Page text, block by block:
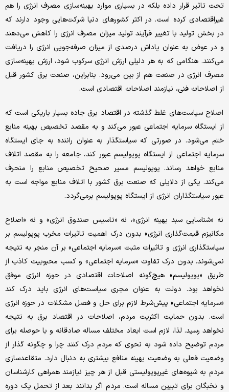
تحت تاثیر قرار داده بلکه در بسیاری موارد بهینه‌‌‌سازی مصرف انرژی را هم
غیراقتصادی کرده است. در اکثر کشورهای دنیا شرکت‌هایی وجود دارند که
در بخش تولید با تغییر فرآیند تولید میزان مصرف انرژی را کاهش می‌دهند
و در عوض به عنوان پاداش درصدی از میزان صرفه‌جویی انرژی را دریافت
می‌کنند. هنگامی که به هر دلیلی ارزش انرژی سرکوب شود، ارزش بهینه‌‌‌سازی
مصرف انرژی در صنعت هم از بین می‌رود. بنابراین، صنعت برق کشور قبل
از اصلاحات فنی، نیازمند اصلاحات اقتصادی است.
اصلاح سیاست‌‌‌های غلط گذشته در اقتصاد برق جاده بسیار باریکی است که
از ایستگاه سرمایه اجتماعی عبور می‌کند و به مقصد تخصیص بهینه منابع
ختم می‌شود. در صورتی که سیاستگذار به عنوان راننده به جای ایستگاه
سرمایه اجتماعی از ایستگاه پوپولیسم عبور کند، جامعه را به مقصد اتلاف
منابع خواهد رساند. پوپولیسم مسیر صحیح تخصیص منابع را منحرف
می‌کند. یکی از دلایلی که صنعت برق کشور با اتلاف منابع مواجه است به
عبور سیاستگذاران انرژی از ایستگاه پوپولیسم بر‌می‌‌‌گردد.
نه «شناسایی سبد بهینه انرژی»، نه «تاسیس صندوق انرژی» و نه «اصلاح
مکانیزم قیمت‌‌‌گذاری انرژی» بدون درک اهمیت تاثیرات مخرب پوپولیسم بر
سیاستگذاری انرژی و تاثیرات مثبت «سرمایه اجتماعی» بر آن منجر به نتیجه
نمی‌‌‌شوند. بدون درک تفاوت «سرمایه اجتماعی» و کسب محبوبیت کاذب از
طریق «پوپولیسم» هیچ‌گونه اصلاحات اقتصادی در حوزه انرژی موفق
نخواهد بود. دولت به عنوان مجری سیاست‌‌‌های انرژی باید درک کند
«سرمایه اجتماعی» پیش‌شرط لازم برای حل و فصل مشکلات در حوزه انرژی
است. بدون حمایت اکثریت مردم، اصلاحات در اقتصاد برق به نتیجه
نخواهد رسید. لذا، لازم است ابعاد مختلف مساله صادقانه و با حوصله برای
مردم توضیح داده شود به نحوی که مردم درک کنند چرا و چگونه گذار از
وضعیت فعلی به وضعیت بهینه منافع بیشتری به دنبال دارد. متقاعدسازی
مردم به شیوه‌‌‌های غیرپوپولیستی قبل از هر چیز نیازمند همراهی کارشناسان
و نخبگان برای تبیین مساله است. مردم اگر بدانند بعد از تحمل یک دوره